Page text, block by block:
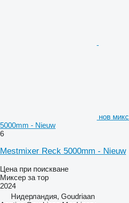
нов
5000mm - Nieuw
6
Mestmixer Reck 5000mm - Nieuw
Цена при поискване
Миксер за тор
2024
Нидерландия, Goudriaan